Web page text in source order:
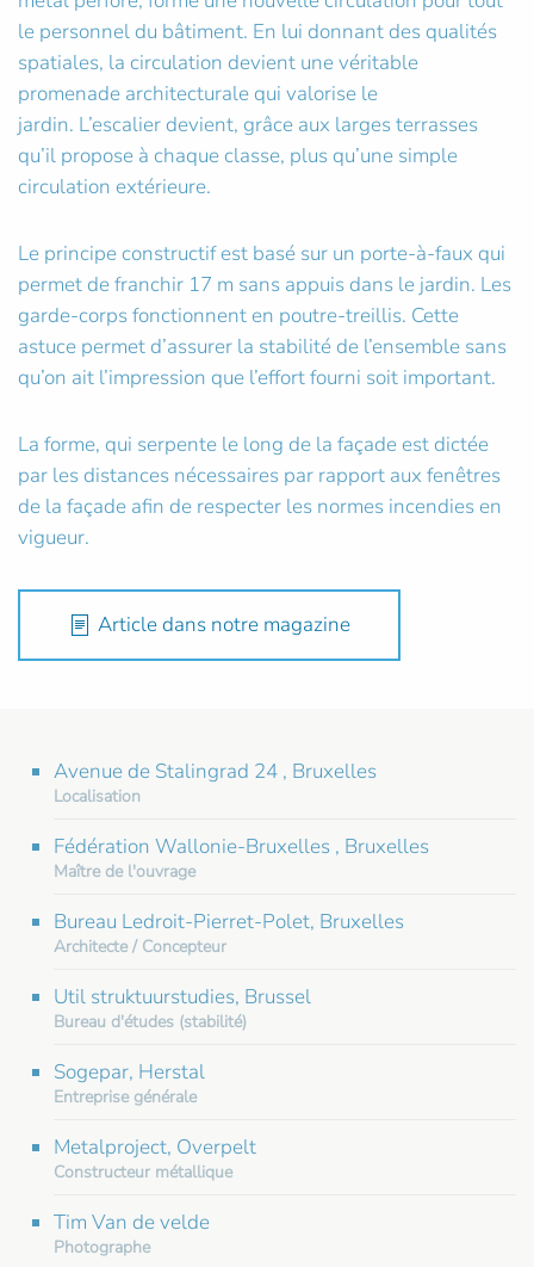
le personnel du bâtiment. En lui donnant des qualités
spatiales, la circulation devient une véritable
promenade architecturale qui valorise le
jardin. L’escalier devient, grâce aux larges terrasses
qu’il propose à chaque classe, plus qu’une simple
circulation extérieure.
Le principe constructif est basé sur un porte-à-faux qui
permet de franchir 17 m sans appuis dans le jardin. Les
garde-corps fonctionnent en poutre-treillis. Cette
astuce permet d’assurer la stabilité de l’ensemble sans
qu’on ait l’impression que l’effort fourni soit important.
La forme, qui serpente le long de la façade est dictée
par les distances nécessaires par rapport aux fenêtres
de la façade afin de respecter les normes incendies en
vigueur.
Article dans notre magazine
Avenue de Stalingrad 24 , Bruxelles
Localisation
Fédération Wallonie-Bruxelles , Bruxelles
Maître de l'ouvrage
Bureau Ledroit-Pierret-Polet, Bruxelles
Architecte / Concepteur
Util struktuurstudies, Brussel
Bureau d'études (stabilité)
Sogepar, Herstal
Entreprise générale
Metalproject, Overpelt
Constructeur métallique
Tim Van de velde
Photographe